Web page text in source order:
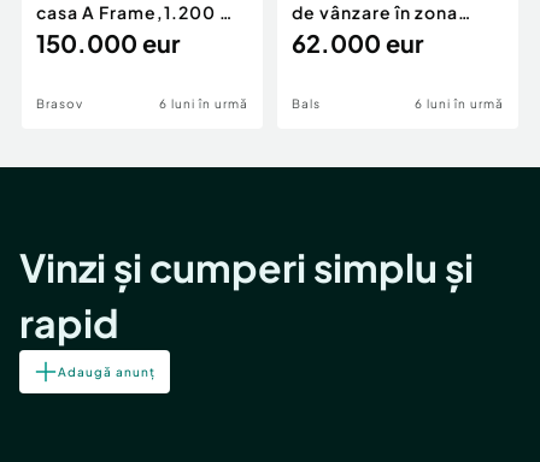
casa A Frame,1.200 mp
teren,deschidere Pia
150.000 eur
Brasov 6 luni în urmă
de vânzare în zona
Periferie
62.000 eur
Bals 6 luni în urmă
Vinzi și cumperi simplu și
rapid
Adaugă anunț